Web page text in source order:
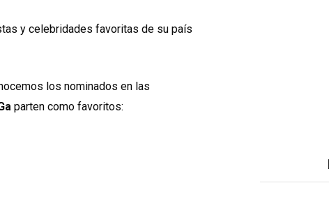
y celebridades favoritas de su país
los nominados en las
parten como favoritos: